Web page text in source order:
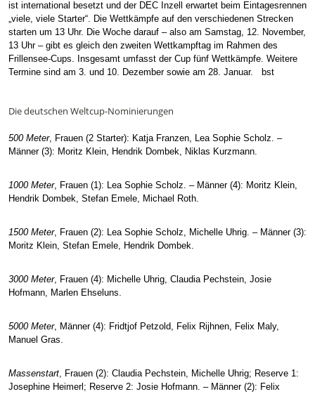
ist international besetzt und der DEC Inzell erwartet beim Eintagesrennen
„viele, viele Starter“. Die Wettkämpfe auf den verschiedenen Strecken
starten um 13 Uhr. Die Woche darauf – also am Samstag, 12. November,
13 Uhr – gibt es gleich den zweiten Wettkampftag im Rahmen des
Frillensee-Cups. Insgesamt umfasst der Cup fünf Wettkämpfe. Weitere
Termine sind am 3. und 10. Dezember sowie am 28. Januar. bst
Die deutschen Weltcup-Nominierungen
500 Meter, Frauen (2 Starter): Katja Franzen, Lea Sophie Scholz. –
Männer (3): Moritz Klein, Hendrik Dombek, Niklas Kurzmann.
1000 Meter, Frauen (1): Lea Sophie Scholz. – Männer (4): Moritz Klein,
Hendrik Dombek, Stefan Emele, Michael Roth.
1500 Meter, Frauen (2): Lea Sophie Scholz, Michelle Uhrig. – Männer (3):
Moritz Klein, Stefan Emele, Hendrik Dombek.
3000 Meter, Frauen (4): Michelle Uhrig, Claudia Pechstein, Josie
Hofmann, Marlen Ehseluns.
5000 Meter, Männer (4): Fridtjof Petzold, Felix Rijhnen, Felix Maly,
Manuel Gras.
Massenstart, Frauen (2): Claudia Pechstein, Michelle Uhrig; Reserve 1:
Josephine Heimerl; Reserve 2: Josie Hofmann. – Männer (2): Felix